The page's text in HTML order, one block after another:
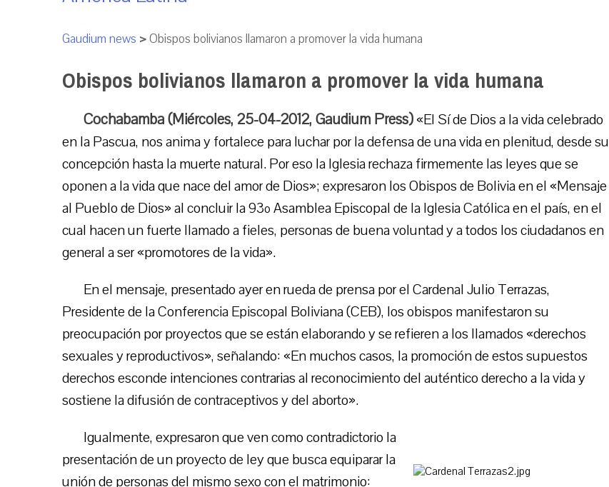
Gaudium news >Obispos bolivianos llamaron a promover la vida humana
Obispos bolivianos llamaron a promover la vida humana
Cochabamba (Miércoles, 25-04-2012, Gaudium Press)«El Sí de Dios a la vida celebrado
en la Pascua, nos anima y fortalece para luchar por la defensa de una vida en plenitud, desde su
concepción hasta la muerte natural. Por eso la Iglesia rechaza firmemente las leyes que se
oponen a la vida que nace del amor de Dios»; expresaron los Obispos de Bolivia en el «Mensaje
al Pueblo de Dios» al concluir la 93º Asamblea Episcopal de la Iglesia Católica en el país, en el
cual hacen un fuerte llamado a fieles, personas de buena voluntad y a todos los ciudadanos en
general a ser «promotores de la vida».
En el mensaje, presentado ayer en rueda de prensa por el Cardenal Julio Terrazas,
Presidente de la Conferencia Episcopal Boliviana (CEB), los obispos manifestaron su
preocupación por proyectos que se están elaborando y se refieren a los llamados «derechos
sexuales y reproductivos», señalando: «En muchos casos, la promoción de estos supuestos
derechos esconde intenciones contrarias al reconocimiento del auténtico derecho a la vida y
sostiene la difusión de contraceptivos y del aborto».
Igualmente, expresaron que ven como contradictorio la
presentación de un proyecto de ley que busca equiparar la
unión de personas del mismo sexo con el matrimonio: